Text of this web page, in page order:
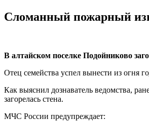
Сломанный пожарный
В алтайском поселке Подойниково
Отец семейства успел вынести из огня
Как выяснил дознаватель ведомства,
загорелась стена.
МЧС России предупреждает: